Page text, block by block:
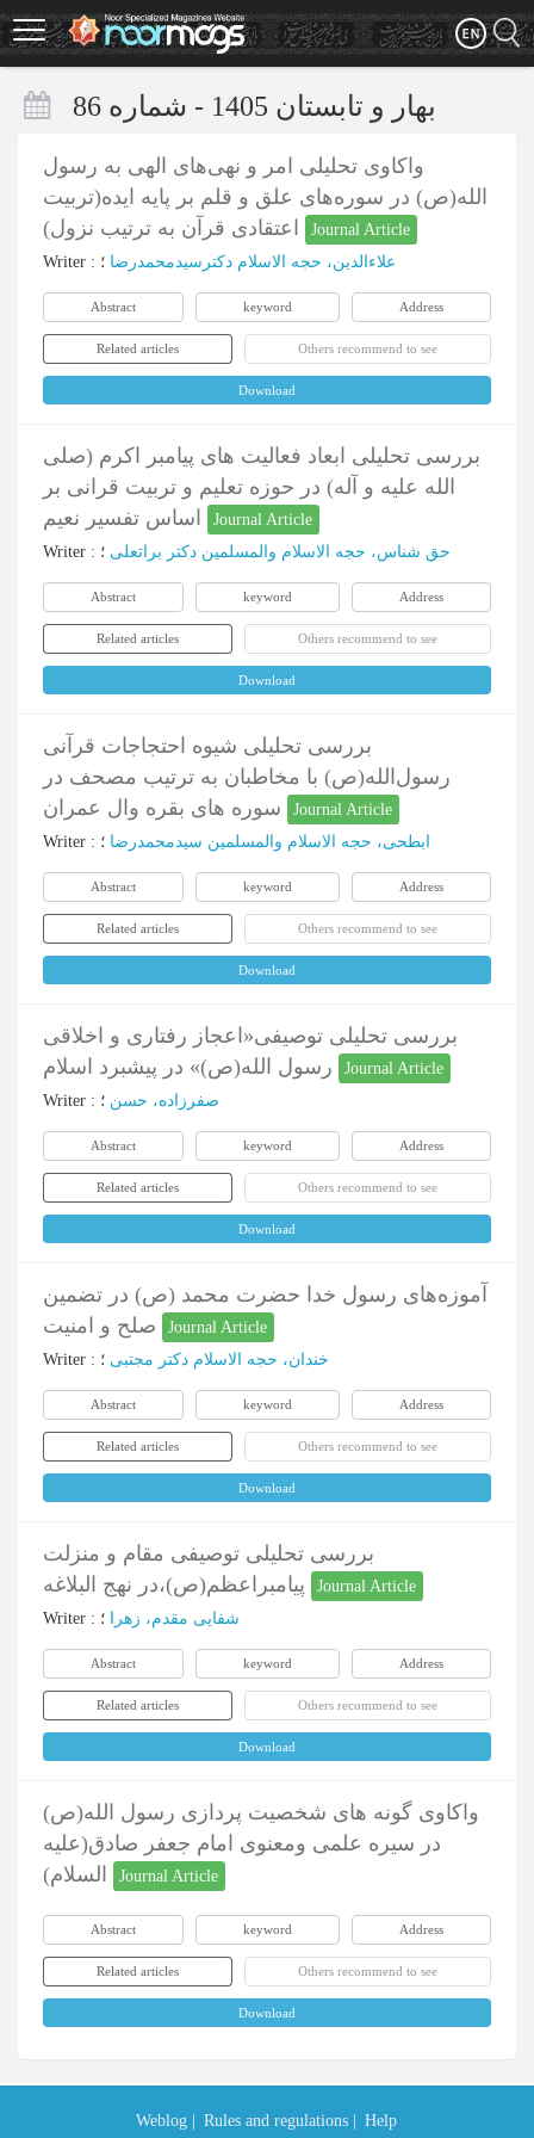
Skip
to
main
بهار و تابستان 1405 - شماره 86
واکاوی تحلیلی امر و نهی‌های الهی به رسول
الله(ص) در سوره‌های علق و قلم بر پایه ایده(تربیت
Journal Article
Writer : علاءالدین، حجه الاسلام دکترسیدمحمدرضا ؛
Abstract keyword Address
Related articles Others recommend to see
Download
بررسی تحلیلی ابعاد فعالیت های پیامبر اکرم (صلی
الله علیه و آله) در حوزه تعلیم و تربیت قرانی بر
Journal Article
Writer : حق شناس، حجه الاسلام والمسلمین دکتر براتعلی ؛
Abstract keyword Address
Related articles Others recommend to see
Download
بررسی تحلیلی شیوه احتجاجات قرآنی
رسول‌الله(ص) با مخاطبان به ترتیب مصحف در
Journal Article
Writer : ابطحی، حجه الاسلام والمسلمین سیدمحمدرضا ؛
Abstract keyword Address
Related articles Others recommend to see
Download
بررسی تحلیلی توصیفی«اعجاز رفتاری و اخلاقی
Journal Article
Writer : صفرزاده، حسن ؛
Abstract keyword Address
Related articles Others recommend to see
Download
آموزه‌های رسول خدا حضرت محمد (ص) در تضمین
Journal Article
Writer : خندان، حجه الاسلام دکتر مجتبی ؛
Abstract keyword Address
Related articles Others recommend to see
Download
بررسی تحلیلی توصیفی مقام و منزلت
Journal Article
Writer : شفایی مقدم، زهرا ؛
Abstract keyword Address
Related articles Others recommend to see
Download
واکاوی گونه های شخصیت پردازی رسول الله(ص)
در سیره علمی ومعنوی امام جعفر صادق(علیه
Journal Article
Abstract keyword Address
Related articles Others recommend to see
Download
Weblog | Rules and regulations |
Help